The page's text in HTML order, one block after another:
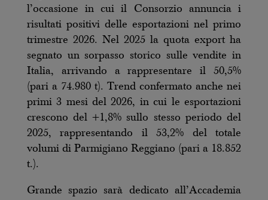
l’occasione in cui il Consorzio annuncia i
risultati positivi delle esportazioni nel primo
trimestre 2026. Nel 2025 la quota export ha
segnato un sorpasso storico sulle vendite in
Italia, arrivando a rappresentare il 50,5%
(pari a 74.980 t). Trend confermato anche nei
primi 3 mesi del 2026, in cui le esportazioni
crescono del +1,8% sullo stesso periodo del
2025, rappresentando il 53,2% del totale
volumi di Parmigiano Reggiano (pari a 18.852
t.).
Grande spazio sarà dedicato all’Accademia